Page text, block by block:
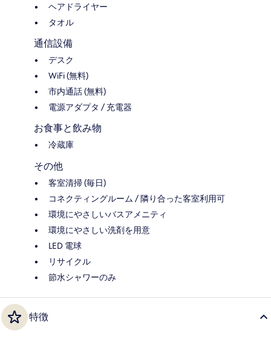
ヘアドライヤー
タオル
通信設備
デスク
WiFi (無料)
市内通話 (無料)
電源アダプタ / 充電器
お食事と飲み物
冷蔵庫
その他
客室清掃 (毎日)
コネクティングルーム / 隣り合った客室利用可
環境にやさしいバスアメニティ
環境にやさしい洗剤を用意
LED 電球
リサイクル
節水シャワーのみ
特徴